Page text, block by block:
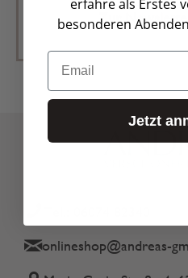
Zur
onlineshop@andreas-
erfahre als Erstes
besonderen
Email
Jetzt